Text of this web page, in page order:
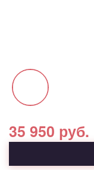
35 950 руб.